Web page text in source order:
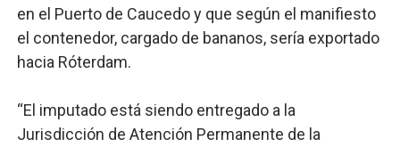
en el Puerto de Caucedo y que según el manifiesto
el contenedor, cargado de bananos, sería exportado
hacia Róterdam.
“El imputado está siendo entregado a la
Jurisdicción de Atención Permanente de la